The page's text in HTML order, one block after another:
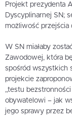
Projekt prezydenta
Dyscyplinarnej SN;
możliwość przejścia
W SN miałaby
Zawodowej, która
spośród wszystkich
projekcie
„testu bezstronności
obywatelowi – jak
jego sprawy przez